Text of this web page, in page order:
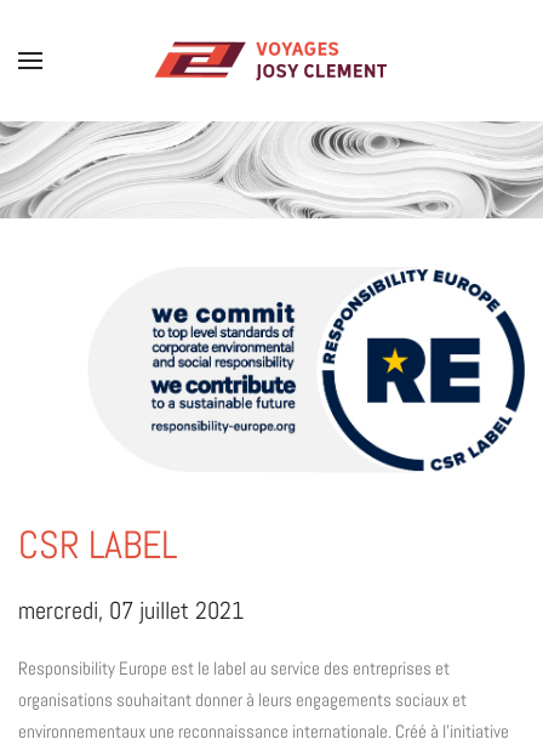
Skip to main content
CSR LABEL
mercredi, 07 juillet 2021
Responsibility Europe est le label au service des entreprises et
organisations souhaitant donner à leurs engagements sociaux et
environnementaux une reconnaissance internationale. Créé à l’initiative